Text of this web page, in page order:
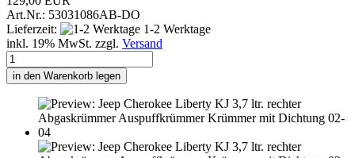
Art.Nr.: 53031086AB-DO
Lieferzeit:
1-2 Werktage
inkl. 19% MwSt. zzgl. Versand
in den Warenkorb legen